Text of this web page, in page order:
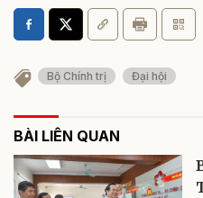
Bộ Chính trị Đại hội
BÀI LIÊN QUAN